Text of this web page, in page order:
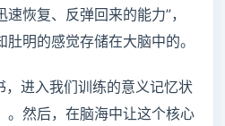
恢复、反弹回来的能力”，
明的感觉存储在大脑中的。
进入我们训练的意义记忆状
。然后，在脑海中让这个核心